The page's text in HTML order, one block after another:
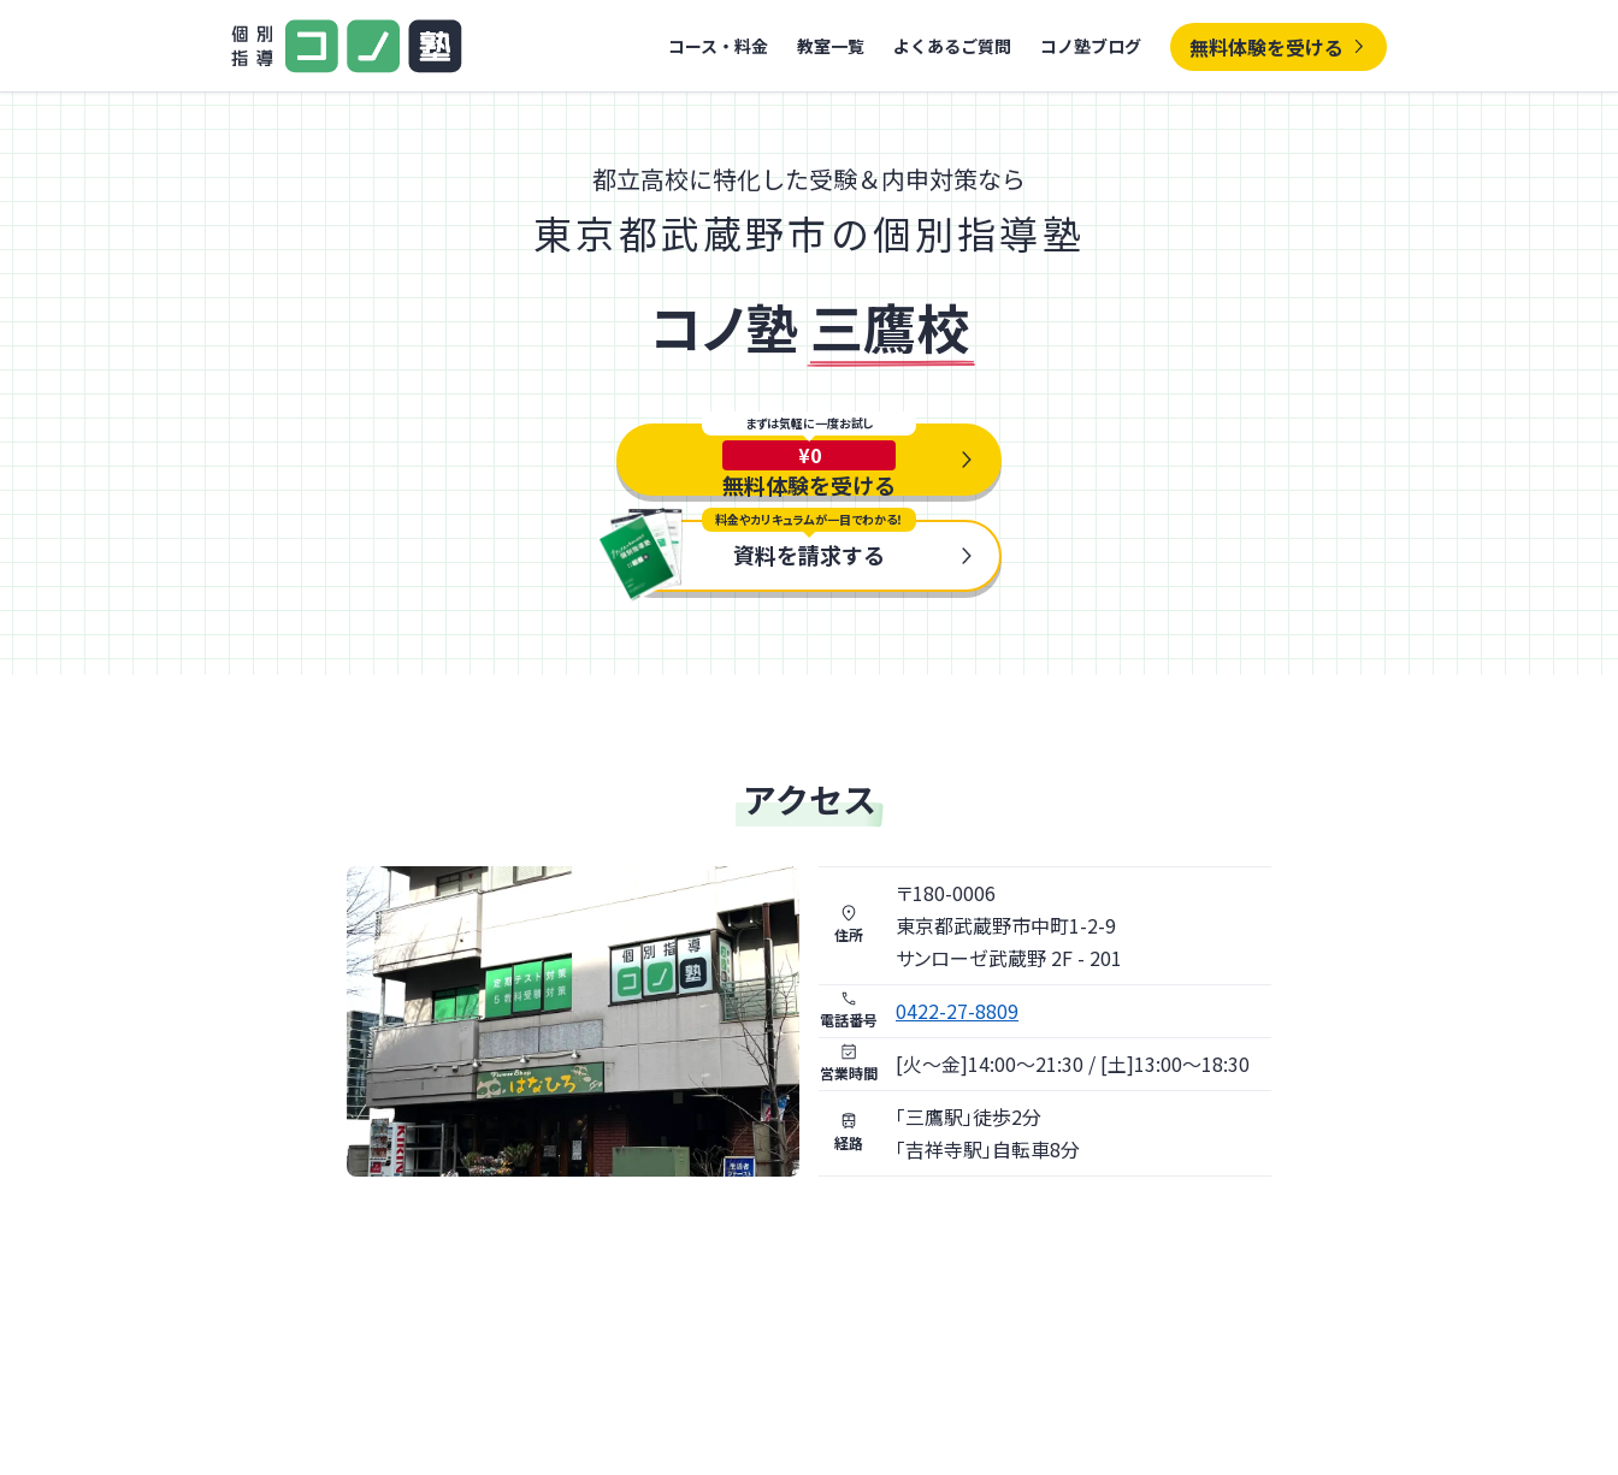
コース・料金 教室一覧 よくあるご質問 コノ塾ブログ 無料体験を受ける
東京都武蔵野市の個別指導塾
コノ塾三鷹校
都立高校に特化した受験＆内申対策なら
まずは気軽に一度お試し
¥0
無料体験を受ける
料金やカリキュラムが一目でわかる！
資料を請求する
アクセス
住所
〒180-0006
東京都武蔵野市中町1-2-9
サンローゼ武蔵野 2F - 201
電話番号 0422-27-8809
営業時間 [火〜金]14:00～21:30 / [土]13:00～18:30
経路
「三鷹駅」徒歩2分
「吉祥寺駅」自転車8分